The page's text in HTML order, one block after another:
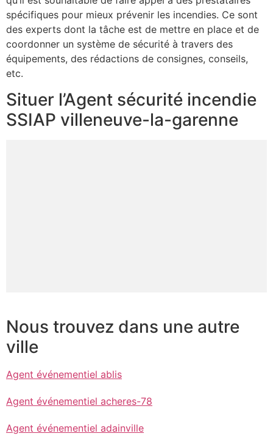
spécifiques pour mieux prévenir les incendies. Ce sont
des experts dont la tâche est de mettre en place et de
coordonner un système de sécurité à travers des
équipements, des rédactions de consignes, conseils,
etc.
Situer l’Agent sécurité incendie
SSIAP villeneuve-la-garenne
Nous trouvez dans une autre
ville
Agent événementiel ablis
Agent événementiel acheres-78
Agent événementiel adainville